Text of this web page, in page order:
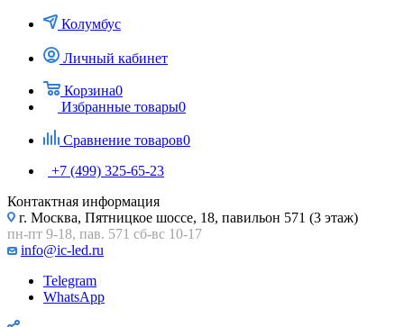
Колумбус
Личный кабинет
Корзина0
Избранные товары0
Сравнение товаров0
+7 (499) 325-65-23
Контактная информация
г. Москва, Пятницкое шоссе, 18, павильон 571 (3 этаж)
пн-пт 9-18, пав. 571 сб-вс 10-17
info@ic-led.ru
Telegram
WhatsApp